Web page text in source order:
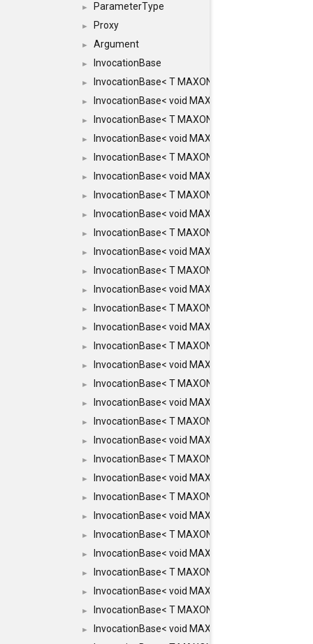
► ParameterType
► Proxy
► Argument
► InvocationBase
► InvocationBase< T
► InvocationBase< void
► InvocationBase< T
► InvocationBase< void
► InvocationBase< T
► InvocationBase< void
► InvocationBase< T
► InvocationBase< void
► InvocationBase< T
► InvocationBase< void
► InvocationBase< T
► InvocationBase< void
► InvocationBase< T
► InvocationBase< void
► InvocationBase< T
► InvocationBase< void
► InvocationBase< T
► InvocationBase< void
► InvocationBase< T
► InvocationBase< void
► InvocationBase< T
► InvocationBase< void
► InvocationBase< T
► InvocationBase< void
► InvocationBase< T
► InvocationBase< void
► InvocationBase< T
► InvocationBase< void
► InvocationBase< T
►
InvocationBase< void